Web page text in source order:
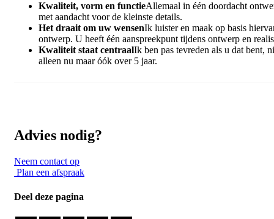
Kwaliteit, vorm en functieAllemaal in één doordacht
met aandacht voor de kleinste details.
Het draait om uw wensenIk luister en maak op basis
ontwerp. U heeft één aanspreekpunt tijdens ontwerp en
Kwaliteit staat centraalIk ben pas tevreden als u dat bent,
alleen nu maar óók over 5 jaar.
Advies nodig?
Neem contact op
Plan een afspraak
Deel deze pagina